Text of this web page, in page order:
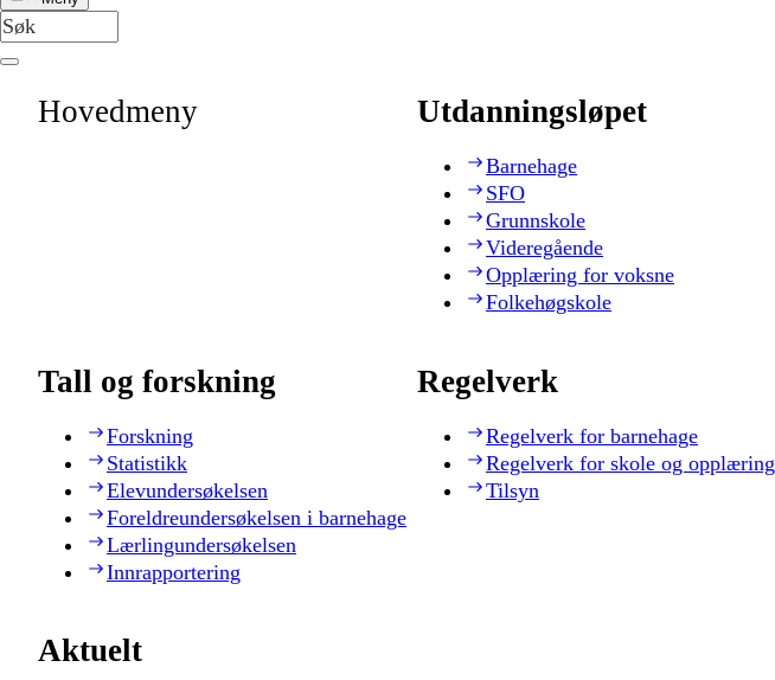
Hovedmeny Utdanningsløpet
Barnehage
SFO
Grunnskole
Videregående
Opplæring for voksne
Folkehøgskole
Tall og forskning
Forskning
Statistikk
Elevundersøkelsen
Foreldreundersøkelsen i barnehage
Lærlingundersøkelsen
Innrapportering
Regelverk
Regelverk for barnehage
Regelverk for skole og opplæring
Tilsyn
Aktuelt